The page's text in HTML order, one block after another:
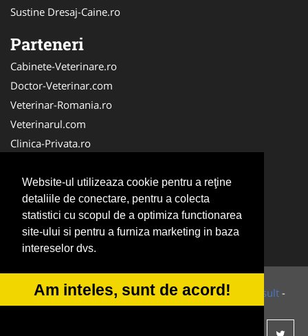
Website-ul utilizeaza cookie pentru a reţine
detaliile de conectare, pentru a colecta
statistici cu scopul de a optimiza functionarea
site-ului si pentru a furniza marketing in baza
intereselor dvs.
Am inteles, sunt de acord!
Sustine Dresaj-Caine.ro
Parteneri
Cabinete-Veterinare.ro
Doctor-Veterinar.com
Veterinar-Romania.ro
Veterinarul.com
Clinica-Privata.ro
Medic-Bun.com
Dresaj-Caine.ro
NonStopDeschis.ro
SalonFrizerieCanina.com
© 2014-2026 Powered byVilonMedia&Tokaido Consult -
ANPC SOL